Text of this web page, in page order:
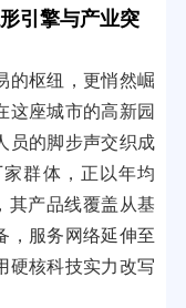
引擎与产业突
的枢纽，更悄然崛
这座城市的高新园
员的脚步声交织成
群体，正以年均
其产品线覆盖从基
，服务网络延伸至
硬核科技实力改写